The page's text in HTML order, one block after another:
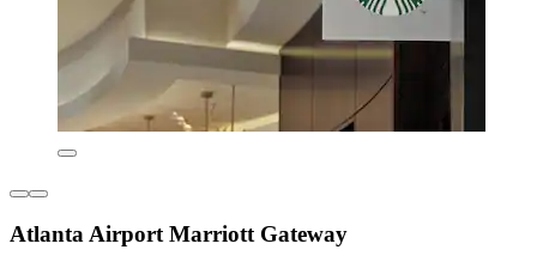
Atlanta Airport Marriott Gateway